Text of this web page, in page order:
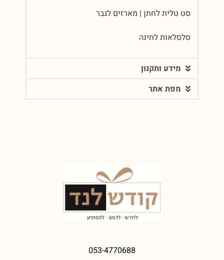
סט טלית לחתן | מארזים לגבר
סלסלאות לחינה
מידע ותקנון
מפת אתר
053-4770688